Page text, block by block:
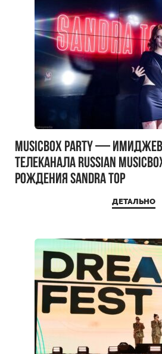
MUSICBOX PARTY —
телеканала RUSSIAN
рождения Sandra Top
ДЕТАЛЬНО